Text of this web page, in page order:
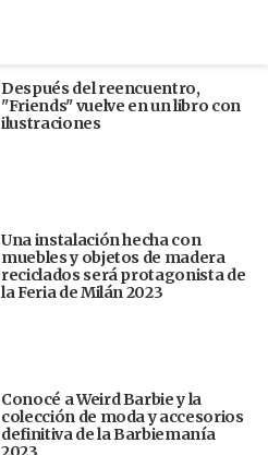
Después del reencuentro,
"Friends" vuelve en un libro con
ilustraciones
Una instalación hecha con
muebles y objetos de madera
reciclados será protagonista de
la Feria de Milán 2023
Conocé a Weird Barbie y la
colección de moda y accesorios
definitiva de la Barbiemanía